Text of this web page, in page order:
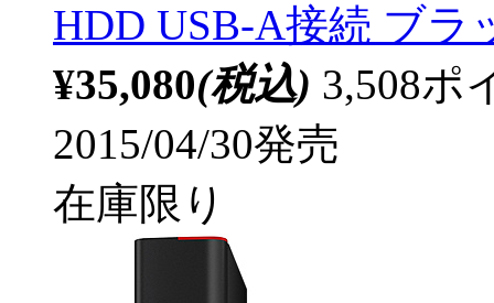
HDD USB-A接続 ブラ
¥35,080(税込) 3,508ポ
2015/04/30発売
在庫限り